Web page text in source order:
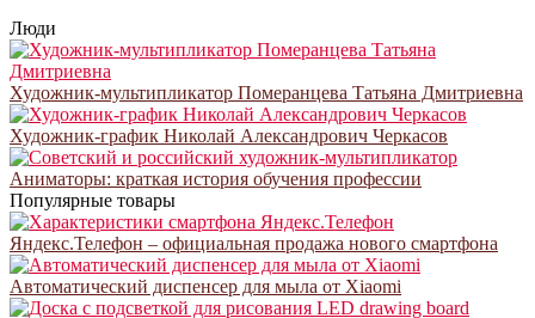
Люди
Художник-мультипликатор Померанцева Татьяна Дмитриевна
Художник-график Николай Александрович Черкасов
Аниматоры: краткая история обучения профессии
Популярные товары
Яндекс.Телефон – официальная продажа нового смартфона
Автоматический диспенсер для мыла от Xiaomi